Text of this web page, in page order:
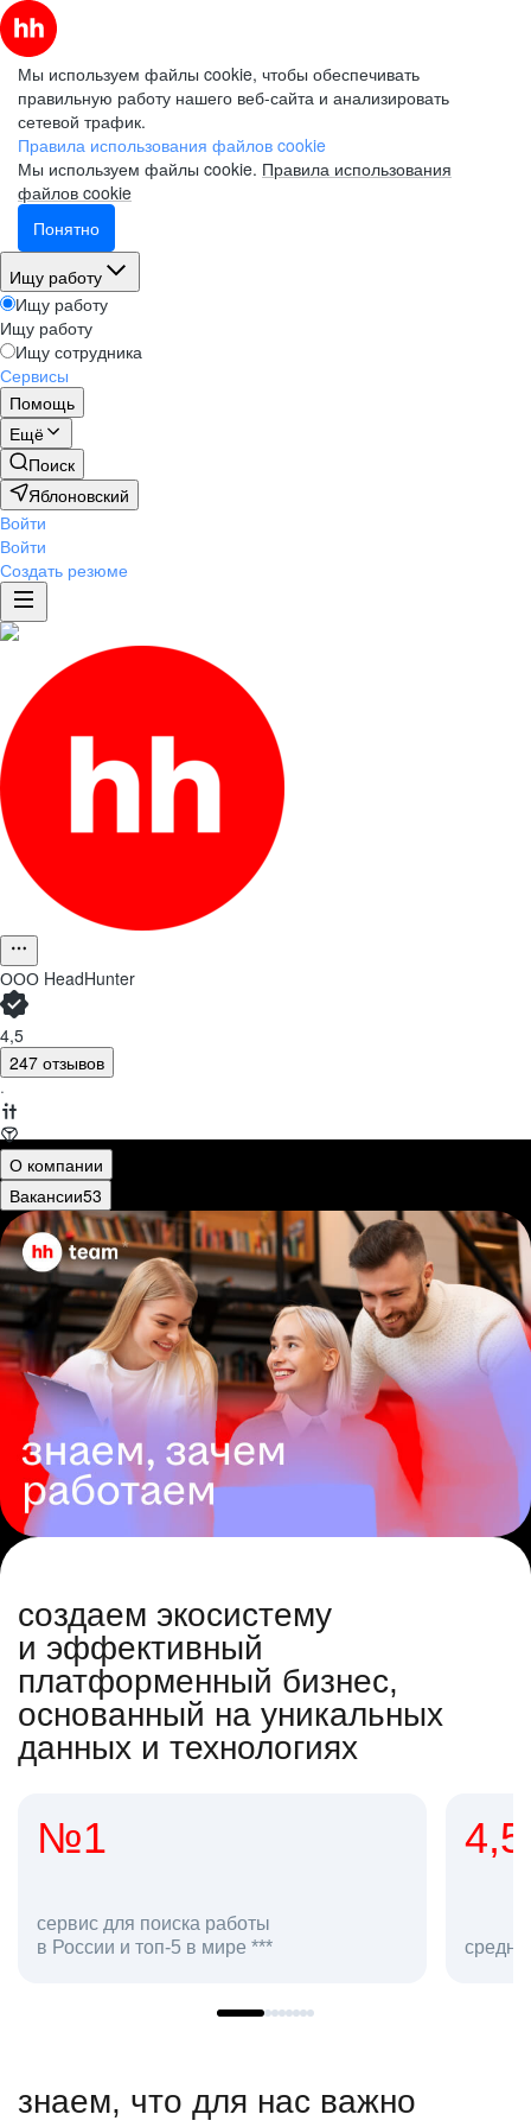
Мы используем файлы cookie, чтобы обеспечивать
правильную работу нашего веб-сайта и анализировать
сетевой трафик.
Правила использования файлов cookie
Мы используем файлы cookie. Правила использования
файлов cookie
Понятно
Ищу работу
Ищу работу
Ищу работу
Ищу сотрудника
Сервисы
Помощь
Ещё
Поиск
Яблоновский
Войти
Войти
Создать резюме
ООО HeadHunter
4,5
247 отзывов
·
О компании
Вакансии53
создаем экосистему
и эффективный
платформенный бизнес,
основанный на уникальных
данных и технологиях
средняя оценка hh.ru как работодателя **
знаем, что для нас важно